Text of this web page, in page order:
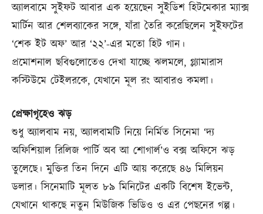
অ্যালবামে সুইফট আবার এক হয়েছেন সুইডিশ হিটমেকার ম্যাক্স
মার্টিন আর শেলব্যাকের সঙ্গে, যাঁরা তৈরি করেছিলেন সুইফটের
‘শেক ইট অফ’ আর ‘২২’-এর মতো হিট গান।
প্রমোশনাল ছবিগুলোতেও দেখা যাচ্ছে ঝলমলে, গ্ল্যামারাস
কস্টিউমে টেইলরকে, যেখানে মূল রং আবারও কমলা।
প্রেক্ষাগৃহেও ঝড়
শুধু অ্যালবাম নয়, অ্যালবামটি নিয়ে নির্মিত সিনেমা ‘দ্য
অফিশিয়াল রিলিজ পার্টি অব আ শোগার্ল’ও বক্স অফিসে ঝড়
তুলেছে। মুক্তির তিন দিনে এটি আয় করেছে ৪৬ মিলিয়ন
ডলার। সিনেমাটি মূলত ৮৯ মিনিটের একটি বিশেষ ইভেন্ট,
যেখানে থাকছে নতুন মিউজিক ভিডিও ও এর পেছনের গল্প।